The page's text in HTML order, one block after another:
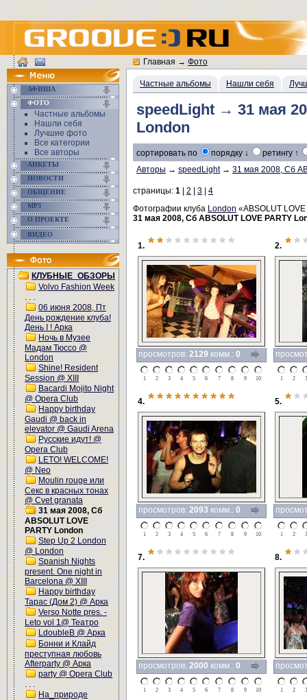
АФИША
ФОТО
Частные альбомы
Нашли себя
Лучшие фото
Все категории
Все авторы
АНКЕТЫ
НОВОСТИ
ОБЩЕНИЕ
MP3
О ПРОЕКТЕ
ВИДЕО
КЛУБНЫЕ_ОБЗОРЫ
Volvo Fashion Week
. . .
06 июня 2008, Пт
День рождение клуба!
День I ! Арка
Ночь в Музее
Мадам Тюссо @
London
Shine! Resident
Session @ XIII
Bacardi Mojito Night
@ Opera Club
Happy birthday
Gaudi @ back in
elevator @ Gaudi Arena
Русские идут! @
Opera Club
LETO! WELCOME!
@ Neo
Moulin rouge или
Секс в красных тонах
@ Cvet granata
31 мая 2008, Сб
ABSOLUT LOVE
PARTY London
Step Up 2 London
@ London
Spanish Nights
present. One night in
Barcelona @ XIII
Happy birthday
Тарас (Дом 2) @ Арка
Verso Notte pres. -
Leto vol 1@ Театро
LdoubleB @ Арка
Бонни и Клайд
преступная любовь
Afterparty @ Арка
party @ Opera Club
. . .
На_природе
Главная→Фото
Частные альбомы Нашли себя
speedLight → 31 мая
London
сортировать по порядку ↓
ретингу ↑
Авторы → speedLight→ 31 мая 2008, Сб
страницы: 1 2 3
4
Фотографии клуба London «ABSOLUT
31 мая 2008, Сб ABSOLUT LOVE PARTY
1. ** ********
просмотров: 2129 комм.: 0
1 2 3 4 5 6 7 8 9 10
2. *
1 2 3
4. **********
просмотров: 2093 комм.: 0
1 2 3 4 5 6 7 8 9 10
5. *
1 2 3
7. * *********
просмотров: 2000 комм.: 0
1 2 3 4 5 6 7 8 9 10
8. *
1 2 3